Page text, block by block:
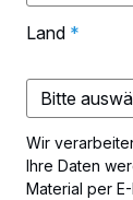
Land *
Wir
Ihre Daten
Material per